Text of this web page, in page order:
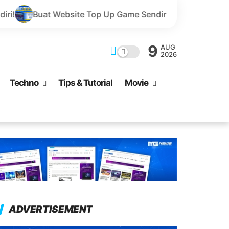
Top Up Game Sendiri Gratis Domain dan Harga Lebih
9 AUG
2026
Techno Tips & Tutorial Movie
ADVERTISEMENT